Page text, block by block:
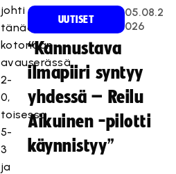
johti
tänään
kotonaan
avauserässä
2-
0,
toisessa
5-
3
ja
UUTISET
05.08.2
026
“Kannustava
ilmapiiri syntyy
yhdessä – Reilu
Aikuinen -pilotti
käynnistyy”